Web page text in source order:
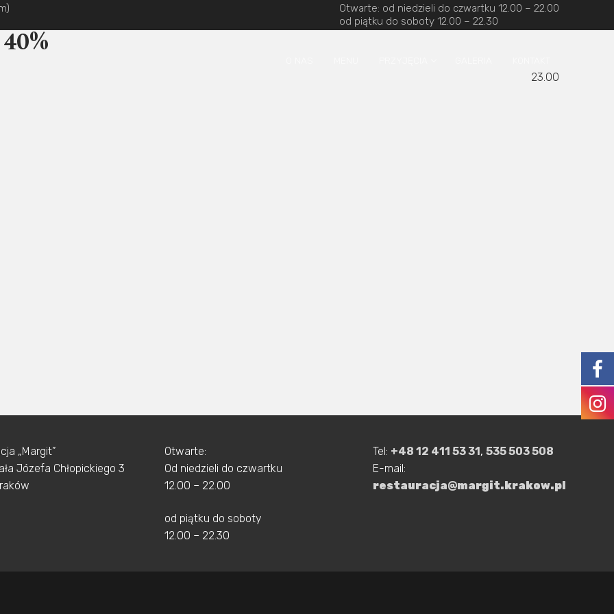
Otwarte: od niedzieli do czwartku 12.00 – 22.00
od piątku do soboty 12.00 – 22.30
23.00
„Margit”
Józefa Chłopickiego 3
Otwarte:
Od niedzieli do czwartku
12.00 – 22.00
od piątku do soboty
12.00 – 22.30
Tel: +48 12 411 53 31, 535 503 508
E-mail:
restauracja@margit.krakow.pl